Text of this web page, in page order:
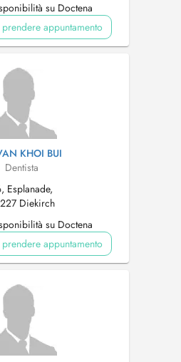
su Doctena
appuntamento
KHOI BUI
Dentista
Esplanade,
Diekirch
su Doctena
appuntamento